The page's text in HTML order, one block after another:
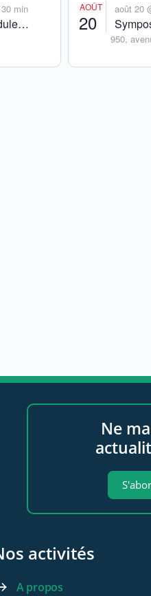
min
et
AOÛT
20
août 20
00 min
950,
Ne
activités
A propos